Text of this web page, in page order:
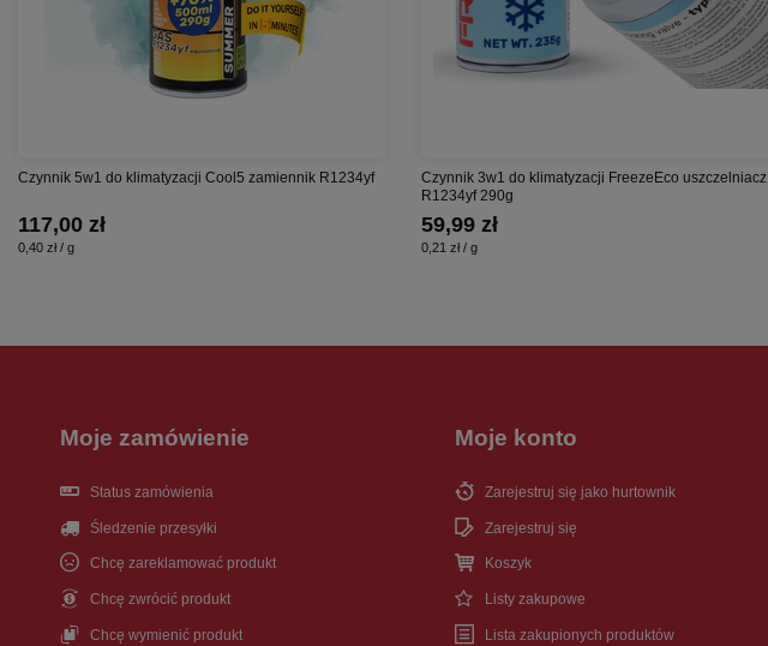
Czynnik 5w1 do klimatyzacji Cool5 zamiennik R1234yf
117,00 zł
0,40 zł / g
Czynnik 3w1 do klimatyzacji FreezeEco uszczelniacz
R1234yf 290g
59,99 zł
0,21 zł / g
Moje zamówienie
Status zamówienia
Śledzenie przesyłki
Chcę zareklamować produkt
Chcę zwrócić produkt
Chcę wymienić produkt
Moje konto
Zarejestruj się jako hurtownik
Zarejestruj się
Koszyk
Listy zakupowe
Lista zakupionych produktów